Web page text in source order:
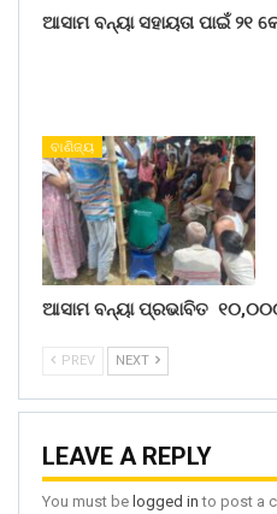
ଆସାମ ବନ୍ୟା ସହାୟତା ପାଇଁ
ବାଣିଜ୍ୟ
ଆସାମ ବନ୍ୟା ପ୍ରଭାବିତ
PREV NEXT
LEAVE A REPLY
You must be logged in to post a